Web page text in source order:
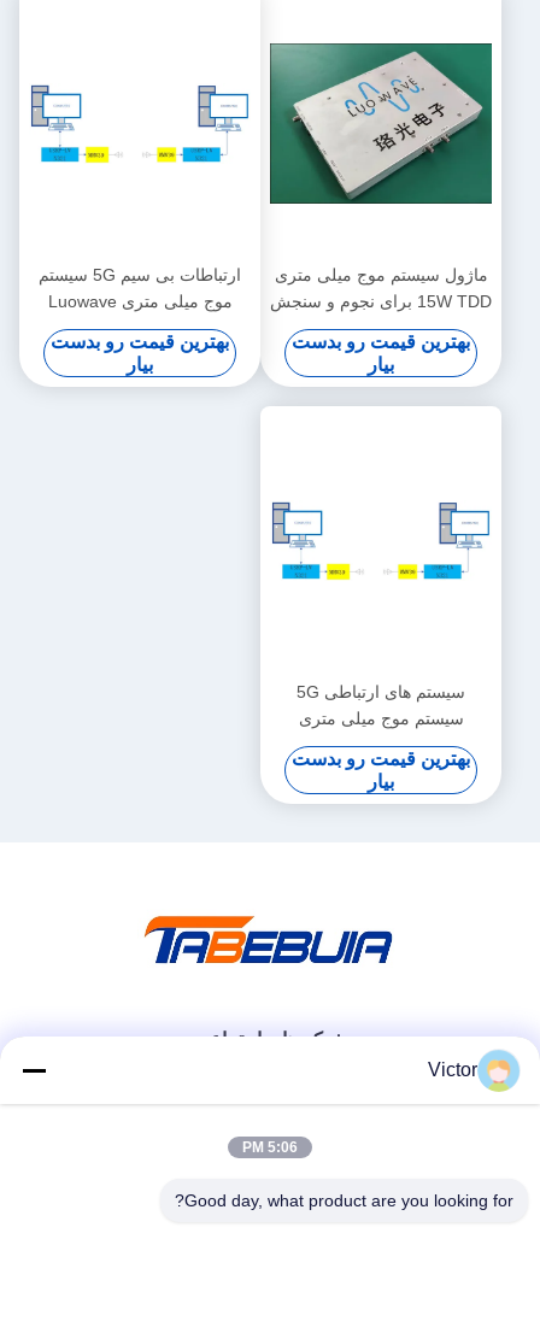
ماژول سیستم موج میلی متری
15W TDD برای نجوم و سنجش
از دور
بهترین قیمت رو بدست
بیار
ارتباطات بی سیم 5G سیستم
موج میلی متری Luowave
بهترین قیمت رو بدست
بیار
سیستم های ارتباطی 5G
سیستم موج میلی متری
Luowave USRP N321
بهترین قیمت رو بدست
بیار
شبکه های اجتماعی
تماس سریع
تلفن
Victor
5:06 PM
Good day, what product are you looking for?